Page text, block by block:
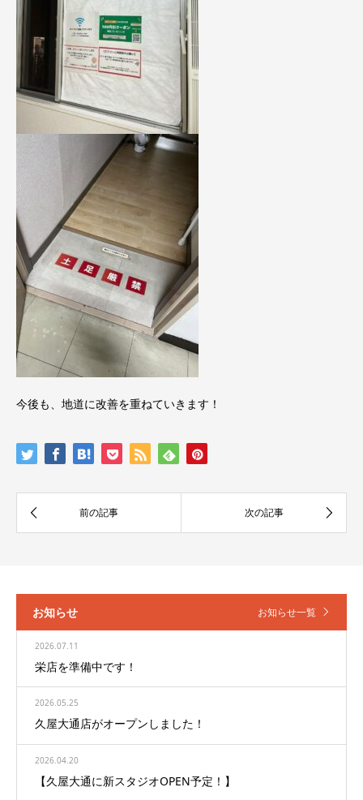
今後も、地道に改善を重ねていきます！
お知らせ お知らせ一覧
2026.07.11
栄店を準備中です！
2026.05.25
久屋大通店がオープンしました！
2026.04.20
【久屋大通に新スタジオOPEN予定！】